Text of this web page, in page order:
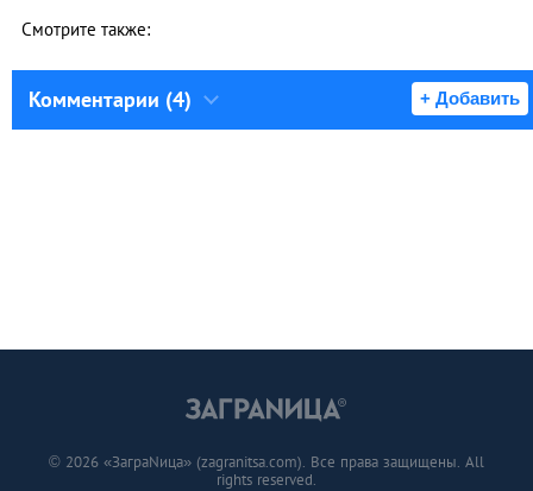
Смотрите также:
Комментарии (4) + Добавить
© 2026 «ЗаграNица» (zagranitsa.com). Все права защищены. All
rights reserved.